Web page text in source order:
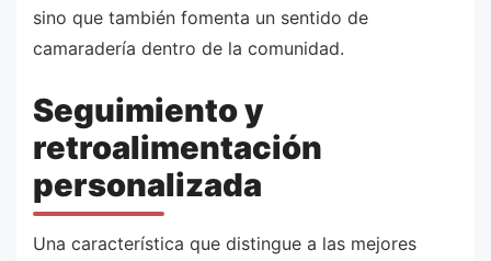
sino que también fomenta un sentido de
camaradería dentro de la comunidad.
Seguimiento y
retroalimentación
personalizada
Una característica que distingue a las mejores